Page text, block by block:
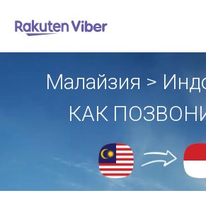
Малайзия >
КАК